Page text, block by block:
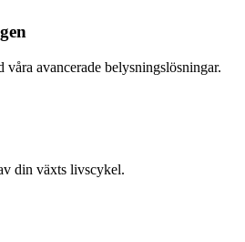
avancerade belysningslösningar.
din växts livscykel.